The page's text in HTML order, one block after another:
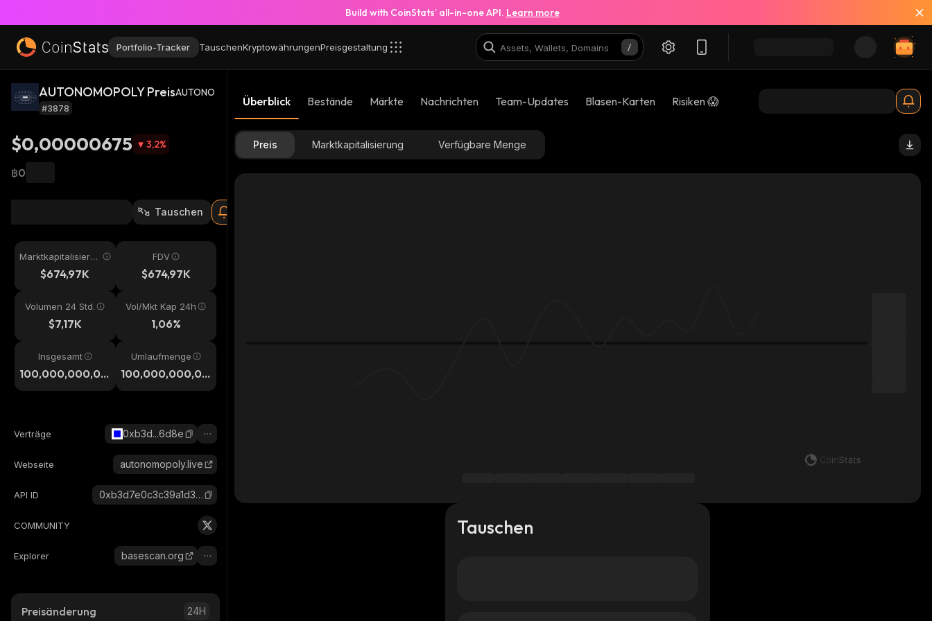
Build with CoinStats’ all-in-one API. Learn more
Portfolio-Tracker TauschenKryptowährungenPreisgestaltung
AUTONOMOPOLY PreisAUTONO
#3878
$0,00000675 3,2%
฿0
Tauschen
Marktkapitalisieru
$674,97K
FDV
$674,97K
Volumen 24 Std.
$7,17K
Vol/Mkt Kap 24h
1,06%
Insgesamt
100,000,000,00
0
Umlaufmenge
100,000,000,00
0
Verträge 0xb3d...6d8e
Webseite autonomopoly.live
API ID 0xb3d7e0c3c39a1d3f1b304663065a2f83ddf56d8e_base
COMMUNITY
Explorer basescan.org
Preisänderung 24H
Überblick Bestände Märkte Nachrichten Team-Updates Blasen-Karten Risiken 😱
Preis Marktkapitalisierung Verfügbare Menge
Tauschen